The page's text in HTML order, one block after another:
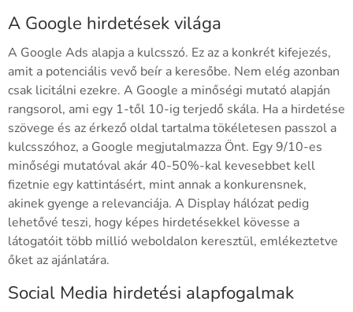
A Google hirdetések világa
A Google Ads alapja a kulcsszó. Ez az a konkrét kifejezés,
amit a potenciális vevő beír a keresőbe. Nem elég azonban
csak licitálni ezekre. A Google a minőségi mutató alapján
rangsorol, ami egy 1-től 10-ig terjedő skála. Ha a hirdetése
szövege és az érkező oldal tartalma tökéletesen passzol a
kulcsszóhoz, a Google megjutalmazza Önt. Egy 9/10-es
minőségi mutatóval akár 40-50%-kal kevesebbet kell
fizetnie egy kattintásért, mint annak a konkurensnek,
akinek gyenge a relevanciája. A Display hálózat pedig
lehetővé teszi, hogy képes hirdetésekkel kövesse a
látogatóit több millió weboldalon keresztül, emlékeztetve
őket az ajánlatára.
Social Media hirdetési alapfogalmak